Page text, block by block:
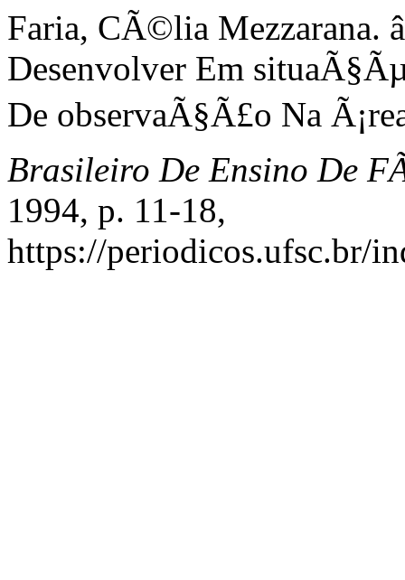
Faria, CÃ©lia Mezzarana.
Desenvolver Em
De observaÃ§Ã£o Na
Brasileiro De Ensino De
1994, p. 11-18,
https://periodicos.ufsc.br/